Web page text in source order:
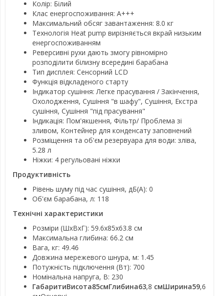
Колір: Білий
Клас енергоспоживання: A+++
Максимальний обсяг завантаження: 8.0 кг
Технологія Heat pump вирізняється вкрай низьким
енергоспоживанням
Реверсивні рухи дають змогу рівномірно
розподілити білизну всередині барабана
Тип дисплея: Сенсорний LCD
Функція відкладеного старту
Індикатор сушіння: Легке прасування / Закінчення,
Охолодження, Сушіння "в шафу", Сушіння, Екстра
сушіння, Сушіння "під прасування"
Індикація: Пом'якшення, Фільтр/ Проблема зі
зливом, Контейнер для конденсату заповнений
Розміщення та об'єм резервуара для води: зліва,
5.28 л
Ніжки: 4 регульовані ніжки
Продуктивність
Рівень шуму під час сушіння, дБ(А): 0
Об'єм барабана, л: 118
Технічні характеристики
Розміри (ШхВхГ): 59.6х85х63.8 см
Максимальна глибина: 66.2 см
Вага, кг: 49.46
Довжина мережевого шнура, м: 1.45
Потужність підключення (Вт): 700
Номінальна напруга, В: 230
ГабаритиВисота85смГлибина63,8 смШирина59,6